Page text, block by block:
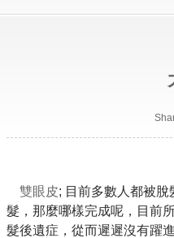
雙眼皮; 目前多數人都被
髮，那麼哪樣完成呢，目前
髮後遺症，從而遲遲沒有躍進